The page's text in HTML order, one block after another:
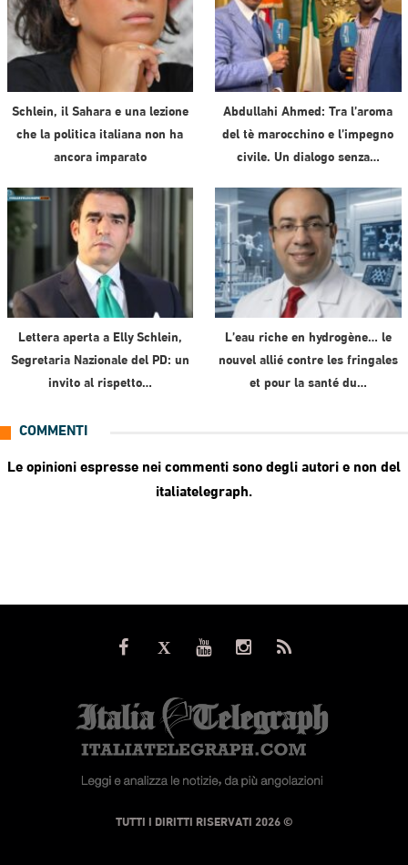
Schlein, il Sahara e una lezione
che la politica italiana non ha
ancora imparato
Abdullahi Ahmed: Tra l’aroma
del tè marocchino e l’impegno
civile. Un dialogo senza…
Lettera aperta a Elly Schlein,
Segretaria Nazionale del PD: un
invito al rispetto…
L’eau riche en hydrogène… le
nouvel allié contre les fringales
et pour la santé du…
COMMENTI
Le opinioni espresse nei commenti sono degli autori e non del
italiatelegraph.
© TUTTI I DIRITTI RISERVATI 2026